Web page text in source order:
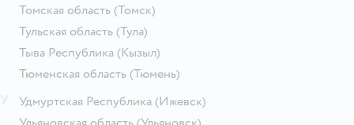
Томская область (Томск)
Тульская область (Тула)
Тыва Республика (Кызыл)
Тюменская область (Тюмень)
Удмуртская Республика (Ижевск)